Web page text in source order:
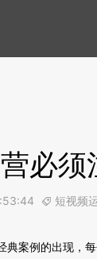
必须
 短视频
典案例的出现，